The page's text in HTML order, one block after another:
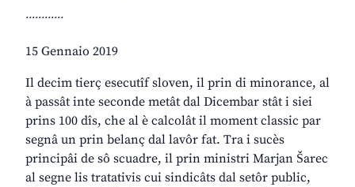
............
15 Gennaio 2019
Il decim tierç esecutîf sloven, il prin di minorance, al
à passât inte seconde metât dal Dicembar stât i siei
prins 100 dîs, che al è calcolât il moment classic par
segnâ un prin belanç dal lavôr fat. Tra i sucès
principâi de sô scuadre, il prin ministri Marjan Šarec
al segne lis tratativis cui sindicâts dal setôr public,